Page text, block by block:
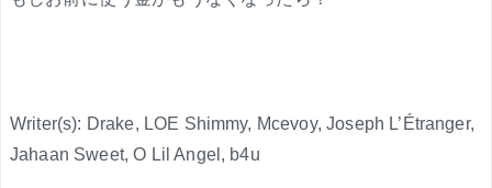
Writer(s): Drake, LOE Shimmy, Mcevoy, Joseph L’Étranger,
Jahaan Sweet, O Lil Angel, b4u